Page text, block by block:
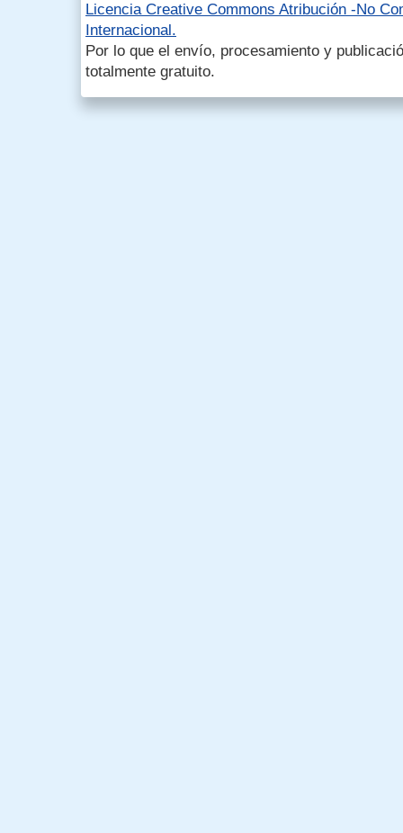
Licencia Creative Commons Atribución -No
Internacional.
Por lo que el envío, procesamiento y
totalmente gratuito.